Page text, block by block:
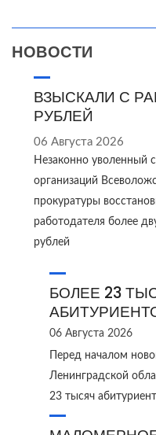
НОВОСТИ
ВЗЫСКАЛИ С
РУБЛЕЙ
06 Августа 2026
Незаконно уволенный
организаций
прокуратуры
работодателя более
рублей
БОЛЕЕ 23
06 Августа 2026
Перед началом
Ленинградской
23 тысяч